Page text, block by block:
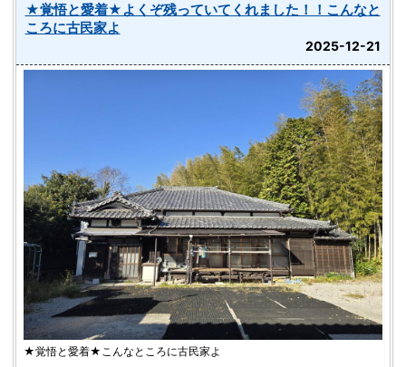
★覚悟と愛着★よくぞ残っていてくれました！！こんなと
ころに古民家よ
2025-12-21
★覚悟と愛着★こんなところに古民家よ